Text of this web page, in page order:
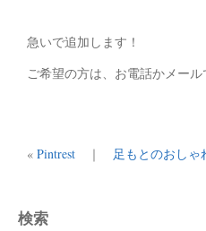
急いで追加します！
ご希望の方は、お電話かメー
« Pintrest ｜ 足もとのおしゃ
検索